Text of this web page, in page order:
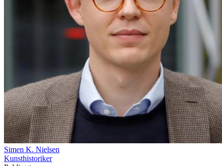
Simen K. Nielsen
Kunsthistoriker